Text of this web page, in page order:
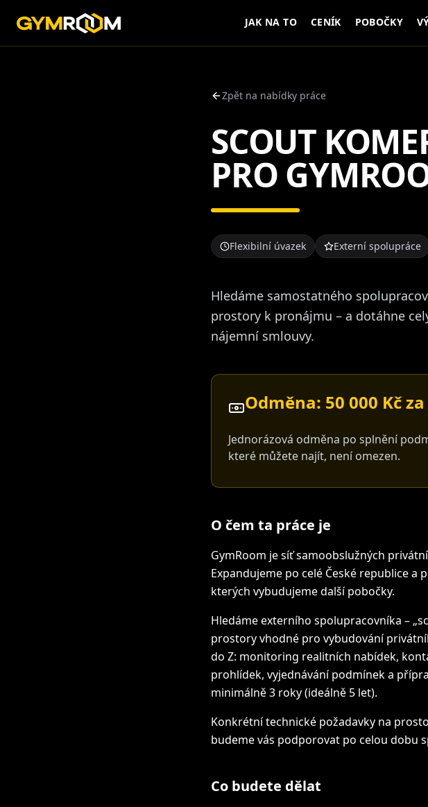
JAK NA TO CENÍK POBOČKY
Zpět na nabídky práce
SCOUT
PRO
Flexibilní úvazek Externí spolupráce
Hledáme samostatného
prostory k pronájmu – a dotáhne
nájemní smlouvy.
Odměna: 50 000 Kč
Jednorázová odměna po splnění
které můžete najít, není omezen.
O čem ta práce je
GymRoom je síť samoobslužných
Expandujeme po celé České republice
kterých vybudujeme další pobočky.
Hledáme externího spolupracovníka –
prostory vhodné pro vybudování
do Z: monitoring realitních nabídek,
prohlídek, vyjednávání podmínek a
minimálně 3 roky (ideálně 5 let).
Konkrétní technické požadavky na
budeme vás podporovat po celou dobu
Co budete dělat